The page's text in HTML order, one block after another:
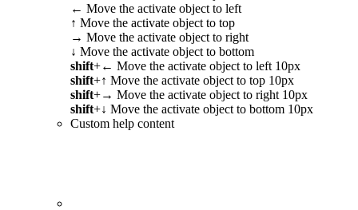
← Move the activate object to left
↑ Move the activate object to top
→ Move the activate object to right
↓ Move the activate object to bottom
shift+← Move the activate object to left 10px
shift+↑ Move the activate object to top 10px
shift+→ Move the activate object to right 10px
shift+↓ Move the activate object to bottom 10px
Custom help content